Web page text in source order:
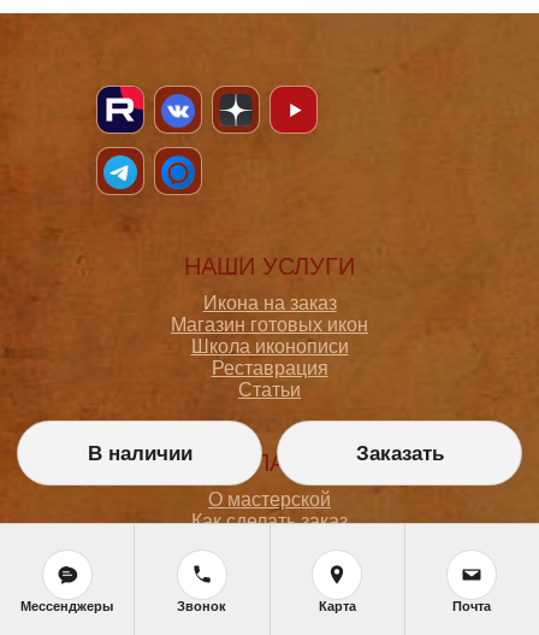
НАШИ УСЛУГИ
Икона на заказ
Магазин готовых икон
Школа иконописи
Реставрация
Статьи
ПОКУПАТЕЛЮ
О мастерской
Как сделать заказ
Политика конфиденциальности
Согласие на обработку персональных данных
Политика обработки персональных данных
В наличии Заказать
Мессенджеры Звонок Карта Почта